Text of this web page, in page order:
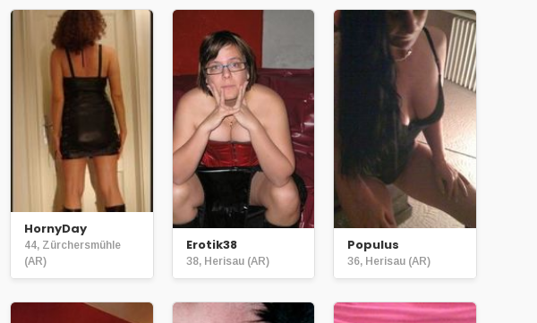
HornyDay
44, Zürchersmühle
(AR)
Erotik38
38, Herisau (AR)
Populus
36, Herisau (AR)